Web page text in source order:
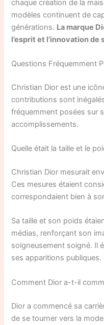
chaque création de la
modèles continuent de
générations. La marque
l’esprit et l’innovation de
Questions Fréquemment
Christian Dior est une
contributions sont
fréquemment posées sur
accomplissements.
Quelle était la taille et le
Christian Dior mesurait
Ces mesures étaient
correspondaient bien à
Sa taille et son poids
médias, renforçant son
soigneusement soigné. Il
ses apparitions publiques.
Comment Dior a-t-il
Dior a commencé sa
de se tourner vers la